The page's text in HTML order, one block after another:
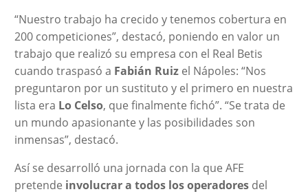
“Nuestro trabajo ha crecido y tenemos cobertura en
200 competiciones”, destacó, poniendo en valor un
trabajo que realizó su empresa con el Real Betis
cuando traspasó a Fabián Ruizel Nápoles: “Nos
preguntaron por un sustituto y el primero en nuestra
lista era Lo Celso, que finalmente fichó”. “Se trata de
un mundo apasionante y las posibilidades son
inmensas”, destacó.
Así se desarrolló una jornada con la que AFE
pretende involucrar a todos los operadoresdel